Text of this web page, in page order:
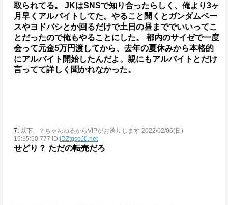
取られてる。 JKはSNSで知り合ったらしく、俺より3ヶ
月早くアルバイトしてた。やること聞くとガンダムベー
スやヨドバシとか回るだけで土日の昼まででいいってこ
とだったので俺もやることにした。 都内のサイゼで一度
会って元金5万円渡してから、去年の夏休みから本格的
にアルバイト開始したんだよ。親にもアルバイトとだけ
言ってて詳しく聞かれなかった。
7: 以下、？ちゃんねるからVIPがお送りします 2022/02/06(日)
15:35:50.777 ID:iDZtgsoJ0.net
せどり？ ただの転売だろ